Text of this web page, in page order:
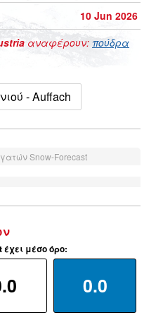
10 Jun 2026
αναφέρουν: πούδρα
- Auffach
Snow-Forecast
μέσο όρο:
0.0